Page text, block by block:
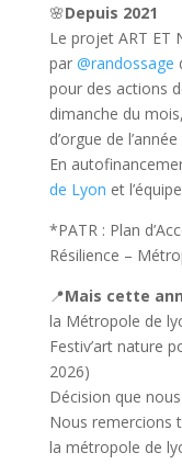
🌸Depuis 2021
Le projet ART ET
par @randossage
pour des actions
dimanche du
d’orgue de l’année
En
de Lyon et
*PATR : Plan
Résilience –
📍Mais cette
la Métropole de
Festiv’art nature
2026)
Décision que
Nous remercions
la métropole de